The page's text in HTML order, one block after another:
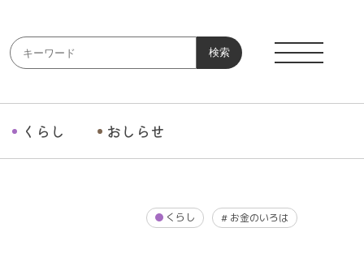
検索
くらし おしらせ
くらし # お金のいろは